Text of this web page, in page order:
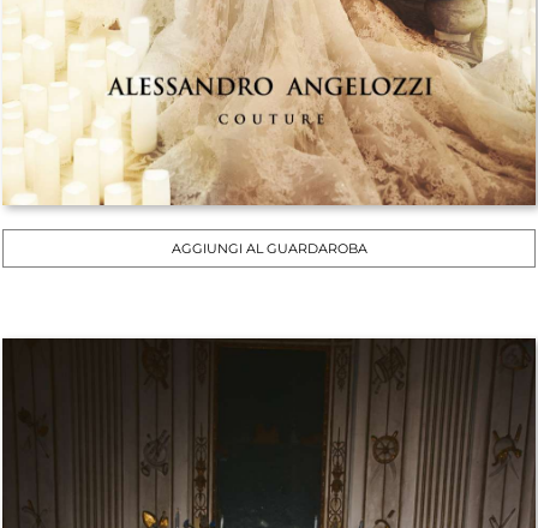
AGGIUNGI AL GUARDAROBA